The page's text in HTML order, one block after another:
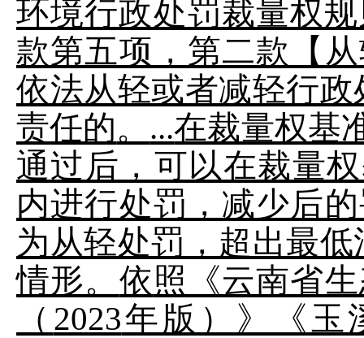
环境行政处罚裁量权
款第五项，第二款【
依法从轻或者减轻行政
责任的。 ...在裁量权基
通过后，可以在裁量
内进行处罚，减少后
为从轻处罚，超出最
情形。 依照《云南省
（ 2023年版）》《玉